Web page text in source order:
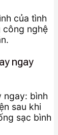
của tình
công nghệ
ngay
ngay: bình
sau khi
sạc bình